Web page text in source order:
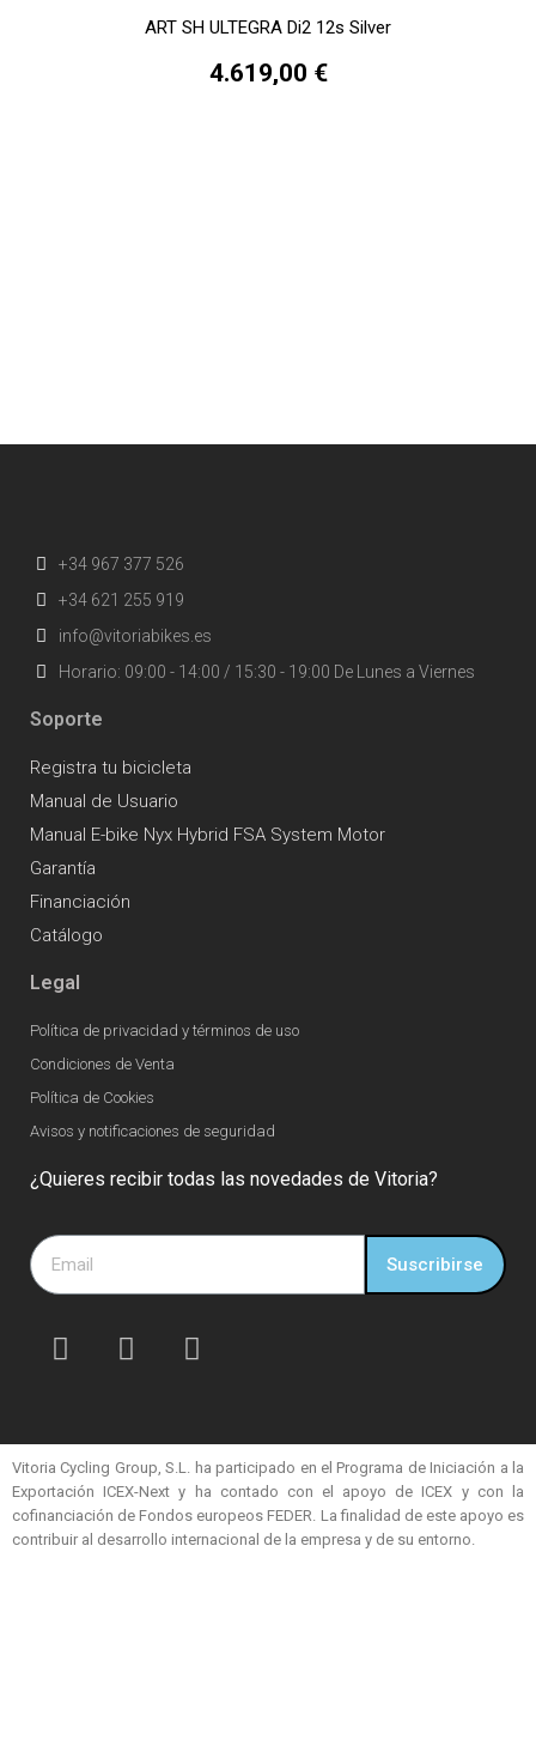
ART SH ULTEGRA Di2 12s Silver
4.619,00 €
+34 967 377 526
+34 621 255 919
info@vitoriabikes.es
Horario: 09:00 - 14:00 / 15:30 - 19:00 De Lunes a Viernes
Soporte
Registra tu bicicleta
Manual de Usuario
Manual E-bike Nyx Hybrid FSA System Motor
Garantía
Financiación
Catálogo
Legal
Política de privacidad y términos de uso
Condiciones de Venta
Política de Cookies
Avisos y notificaciones de seguridad
¿Quieres recibir todas las novedades de Vitoria?
Suscribirse
Vitoria Cycling Group, S.L. ha participado en el Programa de Iniciación a la
Exportación ICEX-Next y ha contado con el apoyo de ICEX y con la
cofinanciación de Fondos europeos FEDER. La finalidad de este apoyo es
contribuir al desarrollo internacional de la empresa y de su entorno.